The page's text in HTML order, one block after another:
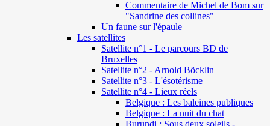
Commentaire de Michel de Bom sur
"Sandrine des collines"
Un faune sur l'épaule
Les satellites
Satellite n°1 - Le parcours BD de
Bruxelles
Satellite n°2 - Arnold Böcklin
Satellite n°3 - L'ésotérisme
Satellite n°4 - Lieux réels
Belgique : Les baleines publiques
Belgique : La nuit du chat
Burundi : Sous deux soleils -